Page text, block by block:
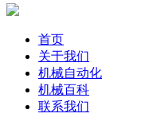
首页
关于我们
机械自动化
机械百科
联系我们